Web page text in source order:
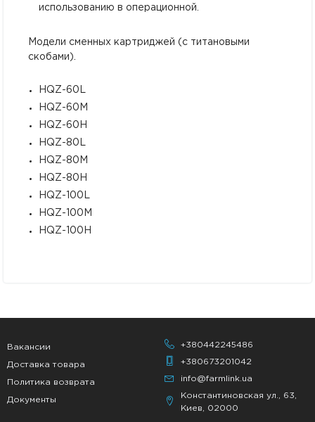
использованию в операционной.
Модели сменных картриджей (с титановыми
скобами).
HQZ-60L
HQZ-60M
HQZ-60H
HQZ-80L
HQZ-80M
HQZ-80H
HQZ-100L
HQZ-100M
HQZ-100H
Вакансии
Доставка товара
Политика возврата
Документы
+380442245486
+380673201042
info@farmlink.ua
Константиновская ул., 63,
Киев, 02000